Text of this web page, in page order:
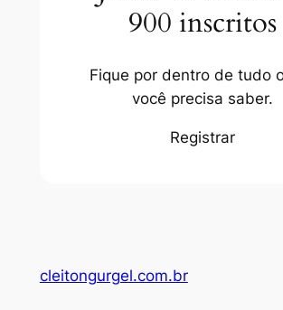
900 inscritos
Fique por dentro de tudo
você precisa saber.
Registrar
cleitongurgel.com.br